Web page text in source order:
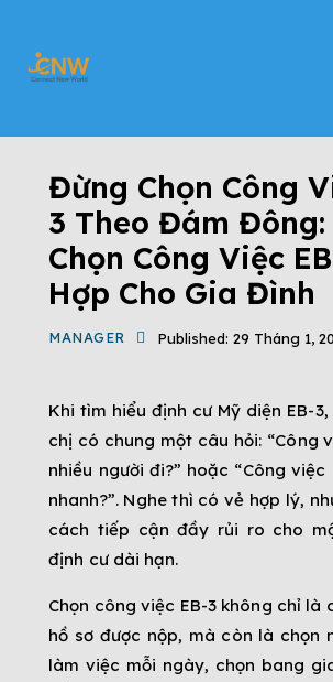
Đừng Chọn Công
3 Theo Đám Đông:
Chọn Công Việc
Hợp Cho Gia Đình
MANAGER Published: 29 Tháng 1,
Khi tìm hiểu định cư Mỹ diện EB-
chị có chung một câu hỏi: “Công
nhiều người đi?” hoặc “Công
nhanh?”. Nghe thì có vẻ hợp lý,
cách tiếp cận đầy rủi ro cho
định cư dài hạn.
Chọn công việc EB-3 không chỉ là
hồ sơ được nộp, mà còn là chọn
làm việc mỗi ngày, chọn bang